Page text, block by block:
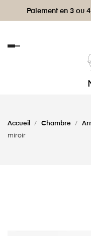
Paiement en 3 ou
Basculer
Accueil Chambre
miroir